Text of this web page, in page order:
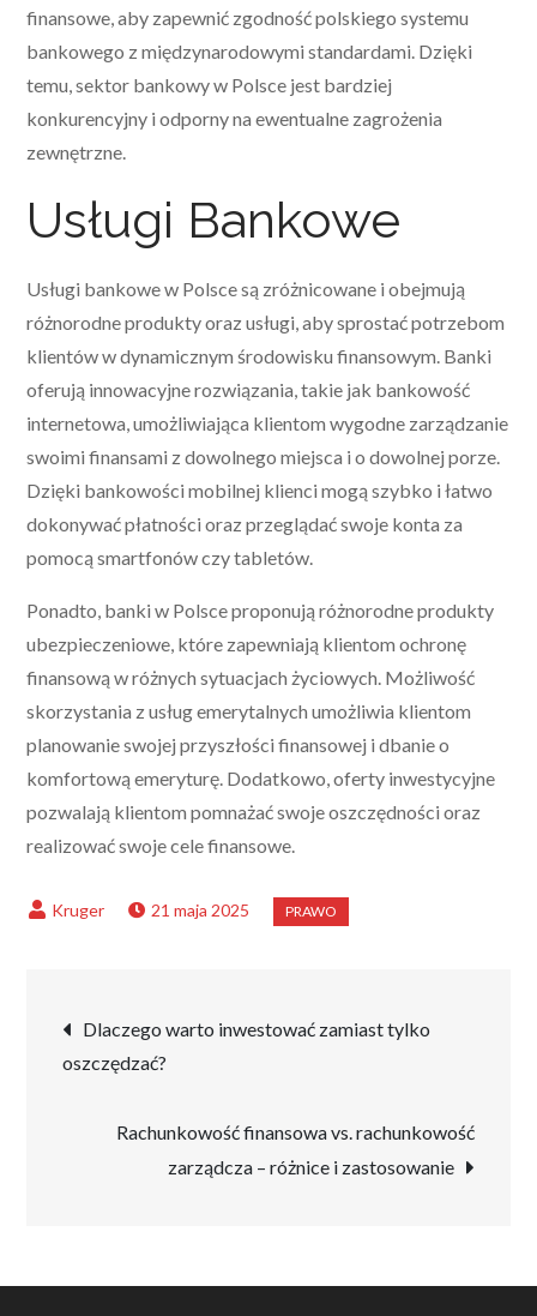
finansowe, aby zapewnić zgodność polskiego systemu
bankowego z międzynarodowymi standardami. Dzięki
temu, sektor bankowy w Polsce jest bardziej
konkurencyjny i odporny na ewentualne zagrożenia
zewnętrzne.
Usługi Bankowe
Usługi bankowe w Polsce są zróżnicowane i obejmują
różnorodne produkty oraz usługi, aby sprostać potrzebom
klientów w dynamicznym środowisku finansowym. Banki
oferują innowacyjne rozwiązania, takie jak bankowość
internetowa, umożliwiająca klientom wygodne zarządzanie
swoimi finansami z dowolnego miejsca i o dowolnej porze.
Dzięki bankowości mobilnej klienci mogą szybko i łatwo
dokonywać płatności oraz przeglądać swoje konta za
pomocą smartfonów czy tabletów.
Ponadto, banki w Polsce proponują różnorodne produkty
ubezpieczeniowe, które zapewniają klientom ochronę
finansową w różnych sytuacjach życiowych. Możliwość
skorzystania z usług emerytalnych umożliwia klientom
planowanie swojej przyszłości finansowej i dbanie o
komfortową emeryturę. Dodatkowo, oferty inwestycyjne
pozwalają klientom pomnażać swoje oszczędności oraz
realizować swoje cele finansowe.
21 maja 2025
Nawigacja
wpisu
Dlaczego warto inwestować zamiast tylko
oszczędzać?
Rachunkowość finansowa vs. rachunkowość
zarządcza – różnice i zastosowanie